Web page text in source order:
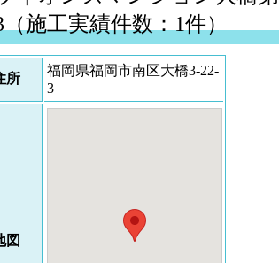
（施工実績件数：1件）
所
福岡県福岡市南区大橋3-22-
3
図